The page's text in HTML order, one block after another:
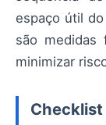
espaço útil
são medidas
minimizar